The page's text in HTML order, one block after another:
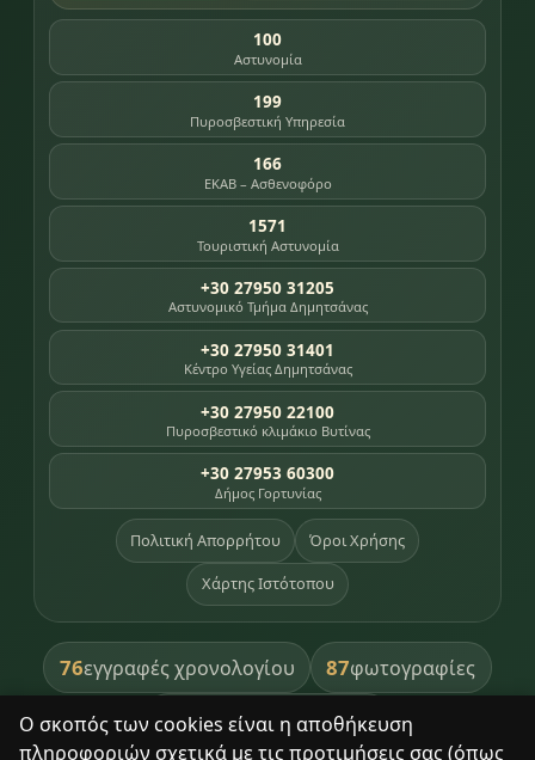
Ο σκοπός των cookies είναι η αποθήκευση
πληροφοριών σχετικά με τις προτιμήσεις σας (όπως
100
Αστυνομία
199
Πυροσβεστική Υπηρεσία
166
ΕΚΑΒ – Ασθενοφόρο
1571
Τουριστική Αστυνομία
+30 27950 31205
Αστυνομικό Τμήμα Δημητσάνας
+30 27950 31401
Κέντρο Υγείας Δημητσάνας
+30 27950 22100
Πυροσβεστικό κλιμάκιο Βυτίνας
+30 27953 60300
Δήμος Γορτυνίας
Πολιτική Απορρήτου Όροι Χρήσης
Χάρτης Ιστότοπου
76εγγραφές χρονολογίου 87φωτογραφίες
391βιβλία βιβλιοθήκης